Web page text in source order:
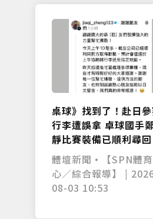
桌球》找到了！赴日
行李遭誤拿 卓球國手
靜比賽裝備已順利尋回
體壇新聞•【SPN體
心／綜合報導】 |
08-03 10:53